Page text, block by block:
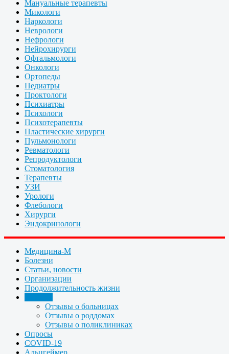
Мануальные терапевты
Микологи
Наркологи
Неврологи
Нефрологи
Нейрохирурги
Офтальмологи
Онкологи
Ортопеды
Педиатры
Проктологи
Психиатры
Психологи
Психотерапевты
Пластические хирурги
Пульмонологи
Ревматологи
Репродуктологи
Стоматология
Терапевты
УЗИ
Урологи
Флебологи
Хирурги
Эндокринологи
Медицина-М
Болезни
Статьи, новости
Организации
Продолжительность жизни
Отзывы о больницах
Отзывы о роддомах
Отзывы о поликлиниках
Опросы
COVID-19